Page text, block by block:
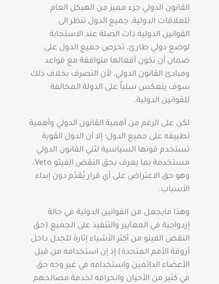
القانون الدولي جزء مميز من الهيكل العام
للعلاقات الدولية، جميع الدول تنظر الى
القوانين الدولية ذات الصلة عند الاستجابة
لوضع دولي طارئ، تحرص جميع الدول على
ضمان أن تكون أفعالها متوافقة مع قواعد
ومبادئ القانون الدولي، لأن التصرف بخلاف ذلك
سوف ينعكس سلباً على الدولة المخالفة
للقوانين الدولية.
لكن على الرغم من أهمية القانون الدولي وأهمية
تطبيقه على جميع الدول؛ إلا أن الدول القوية
تستخدم قوتها السياسية لثني القانون الدولي
مستخدمة بما يعرف بحق النقض الفيتو Veto،
وهو حق الاعتراض على أي قرار يُقدّم دون إبداء
الأسباب.
وهذا مايجعل من القوانين الدولية في حالة
إزدواجية في المعايير والتنفيذ على الجميع (حق
النقض الفيتو من أكثر الأشياء إثارة للجدل داخل
أروقة الأمم المتحدة) إذ إن استخدامه من قبل
الأعضاء الدائمين واستخدامه في غير وجه حق
في كثير من الأحيان وانحرافه لخدمة مصالحهم